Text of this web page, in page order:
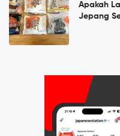
Apakah
Jepang